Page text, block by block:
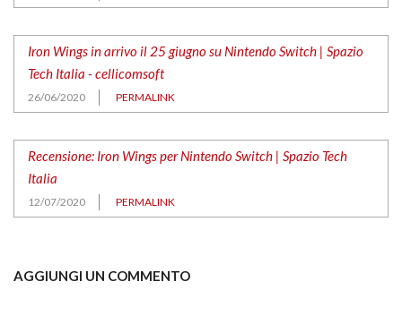
Iron Wings in arrivo il 25 giugno su Nintendo Switch | Spazio
Tech Italia - cellicomsoft
26/06/2020 PERMALINK
Recensione: Iron Wings per Nintendo Switch | Spazio Tech
Italia
12/07/2020 PERMALINK
AGGIUNGI UN COMMENTO